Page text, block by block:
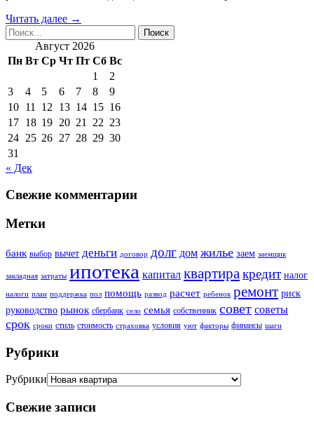
Читать далее →
Август 2026
Пн Вт Ср Чт Пт Сб Вс
1
2
3
4 5 6 7 8
9
10 11 12 13 14 15 16
17 18 19 20 21 22 23
24 25 26 27 28 29 30
31
« Дек
Свежие комментарии
Метки
банк выбор вычет деньги договор долг дом жилье заем заемщик
закладная затраты ипотека капитал квартиракредит налог
налоги план поддержка пол помощь развод расчет ребенок ремонт риск
руководство рынок сбербанк село семья собственник совет советы
срок сроки стиль стоимость страховка условия уют факторы финансы шаги
Рубрики
Рубрики
Свежие записи